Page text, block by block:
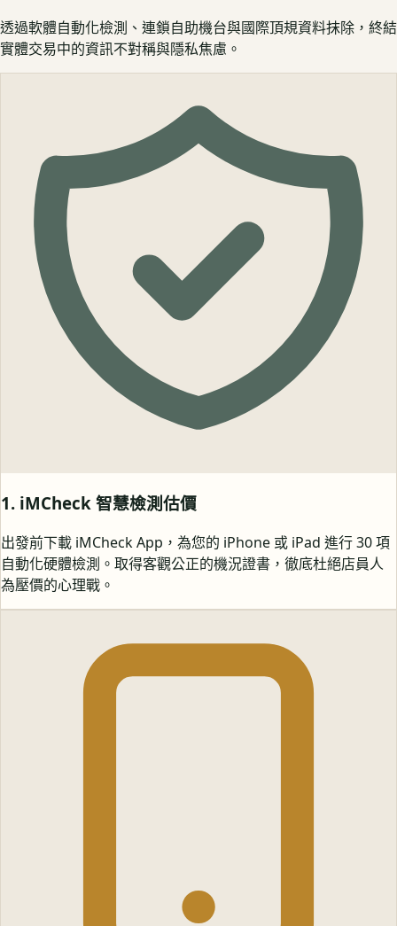
透過軟體自動化檢測、連鎖自助機台與國際頂規資料抹除，終結
實體交易中的資訊不對稱與隱私焦慮。
1. iMCheck 智慧檢測估價
出發前下載 iMCheck App，為您的 iPhone 或 iPad 進行 30 項
自動化硬體檢測。取得客觀公正的機況證書，徹底杜絕店員人
為壓價的心理戰。